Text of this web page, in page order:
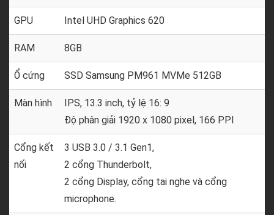
GPU Intel UHD Graphics 620
RAM 8GB
Ổ cứng SSD Samsung PM961 MVMe 512GB
Màn hình
IPS, 13.3 inch, tỷ lệ 16: 9
Độ phân giải 1920 x 1080 pixel, 166 PPI
Cổng kết
nối
3 USB 3.0 / 3.1 Gen1,
2 cổng Thunderbolt,
2 cổng Display, cổng tai nghe và cổng
microphone.